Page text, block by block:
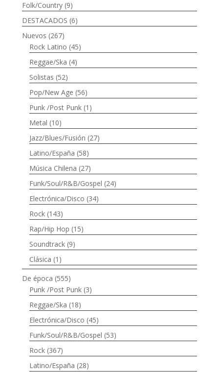
Folk/Country (9)
DESTACADOS (6)
Nuevos (267)
Rock Latino (45)
Reggae/Ska (4)
Solistas (52)
Pop/New Age (56)
Punk /Post Punk (1)
Metal (10)
Jazz/Blues/Fusión (27)
Latino/España (58)
Música Chilena (27)
Funk/Soul/R&B/Gospel (24)
Electrónica/Disco (34)
Rock (143)
Rap/Hip Hop (15)
Soundtrack (9)
Clásica (1)
De época (555)
Punk /Post Punk (3)
Reggae/Ska (18)
Electrónica/Disco (45)
Funk/Soul/R&B/Gospel (53)
Rock (367)
Latino/España (28)